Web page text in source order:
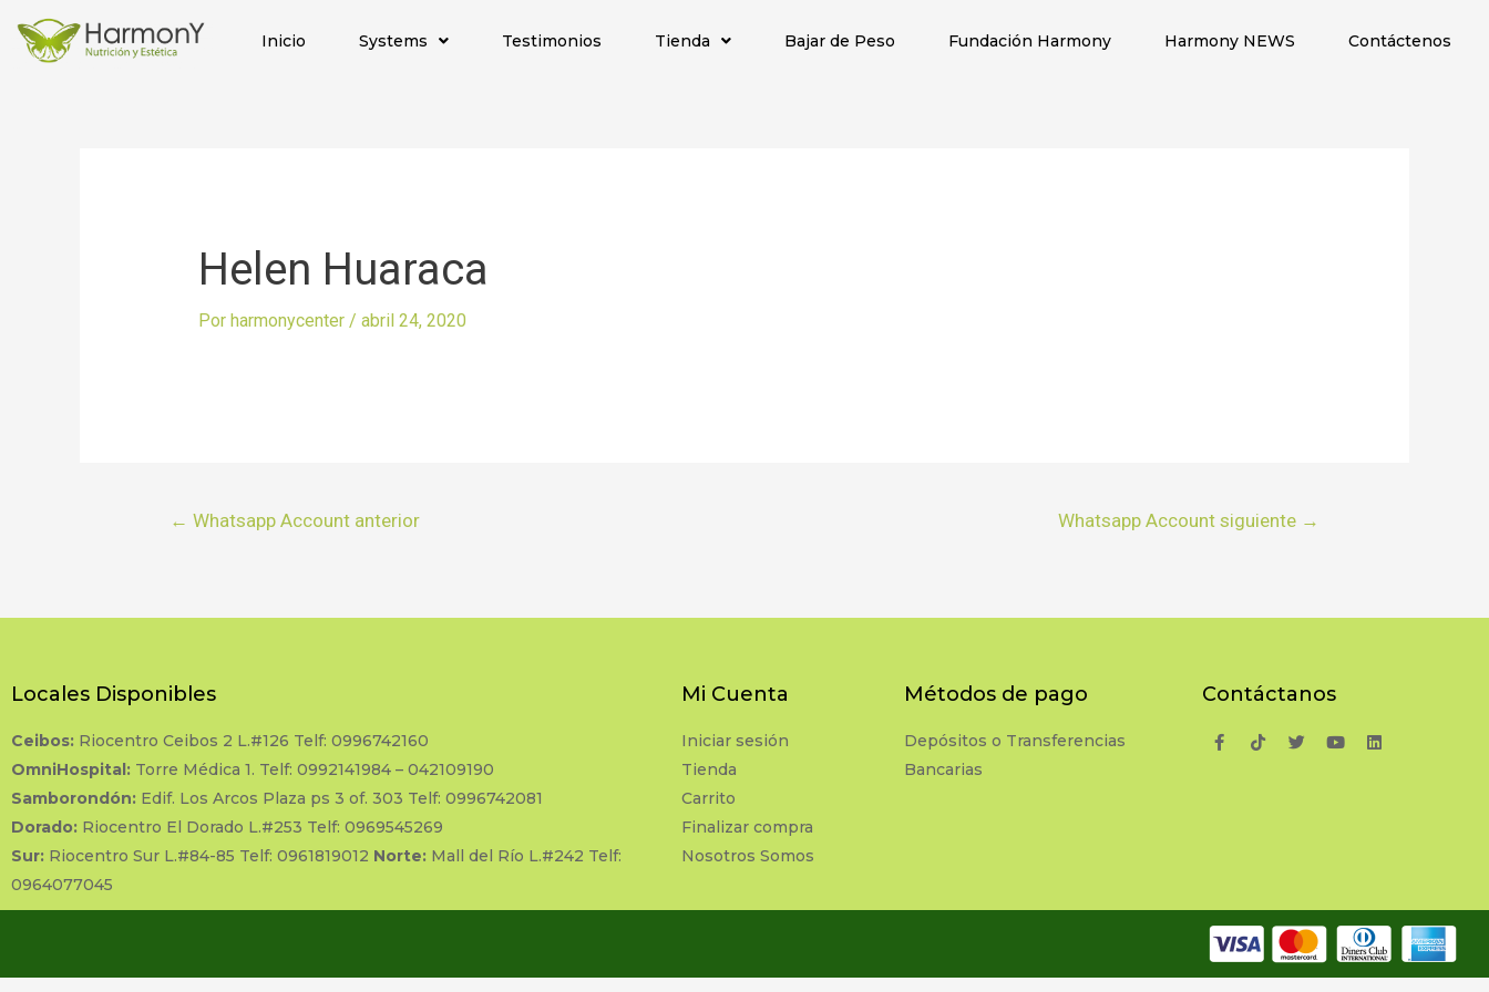
Inicio Systems Testimonios Tienda Bajar de Peso Fundación Harmony Harmony NEWS Contáctenos
Helen Huaraca
Por harmonycenter / abril 24, 2020
← Whatsapp Account anterior Whatsapp Account siguiente →
Locales Disponibles
Ceibos: Riocentro Ceibos 2 L.#126 Telf: 0996742160
OmniHospital: Torre Médica 1. Telf: 0992141984 – 042109190
Samborondón: Edif. Los Arcos Plaza ps 3 of. 303 Telf: 0996742081
Dorado: Riocentro El Dorado L.#253 Telf: 0969545269
Sur: Riocentro Sur L.#84-85 Telf: 0961819012 Norte: Mall del Río L.#242 Telf:
0964077045
Mi Cuenta
Iniciar sesión
Tienda
Carrito
Finalizar compra
Nosotros Somos
Métodos de pago
Depósitos o Transferencias
Bancarias
Contáctanos